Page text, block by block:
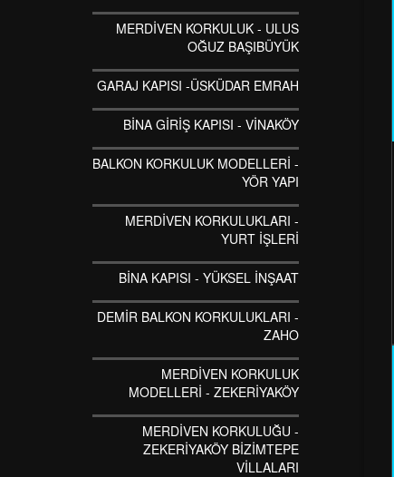
MERDİVEN KORKULUK - ULUS
OĞUZ BAŞIBÜYÜK
GARAJ KAPISI -ÜSKÜDAR EMRAH
BİNA GİRİŞ KAPISI - VİNAKÖY
BALKON KORKULUK MODELLERİ -
YÖR YAPI
MERDİVEN KORKULUKLARI -
YURT İŞLERİ
BİNA KAPISI - YÜKSEL İNŞAAT
DEMİR BALKON KORKULUKLARI -
ZAHO
MERDİVEN KORKULUK
MODELLERİ - ZEKERİYAKÖY
MERDİVEN KORKULUĞU -
ZEKERİYAKÖY BİZİMTEPE
VİLLALARI